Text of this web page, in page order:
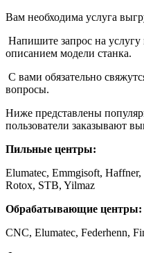
Вам необходима услуга
Напишите запрос на услугу
описанием модели станка.
С вами обязательно
вопросы.
Ниже представлены
пользователи заказывают
Пильные центры:
Elumatec, Emmgisoft,
Rotox, STB, Yilmaz
Обрабатывающие центры:
CNC, Elumatec, Federhenn,